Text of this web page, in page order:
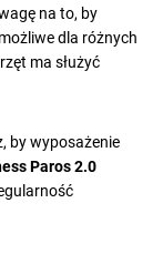
na to, by
dla różnych
ma służyć
by wyposażenie
Paros 2.0